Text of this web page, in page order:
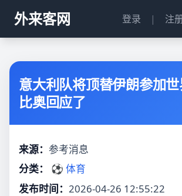
外来客网 登录 | 注
意大利队将顶替伊朗参加
比奥回应了
来源： 参考消息
分类：
⚽ 体育
发布时间： 2026-04-26 12:55:22